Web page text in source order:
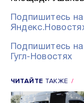
Подпишитесь
Подпишитесь
Гугл-Новостях
ЧИТАЙТЕ ТАКЖЕ